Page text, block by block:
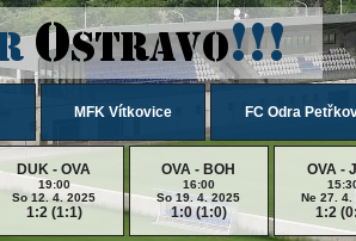
MFK Vítkovice FC Odra
DUK - OVA
19:00
So 12. 4. 2025
1:2 (1:1)
OVA - BOH
16:00
So 19. 4. 2025
1:0 (1:0)
OVA -
Ne 27. 4.
1:2